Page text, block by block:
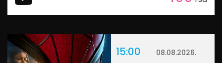
15:00 08.08.2026.